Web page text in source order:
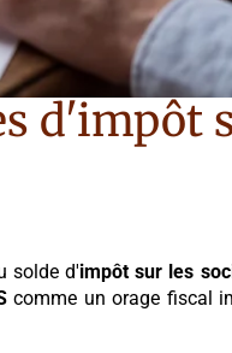
d'impôt
solde d'impôt sur les
comme un orage fiscal